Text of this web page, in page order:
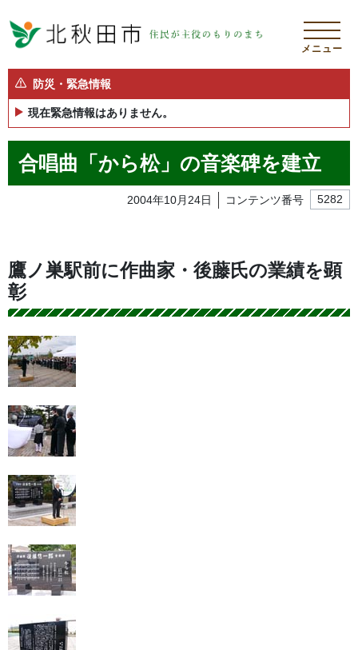
メニュー
防災・緊急情報
現在緊急情報はありません。
合唱曲「から松」の音楽碑を建立
2004年10月24日 コンテンツ番号 5282
鷹ノ巣駅前に作曲家・後藤氏の業績を顕
彰